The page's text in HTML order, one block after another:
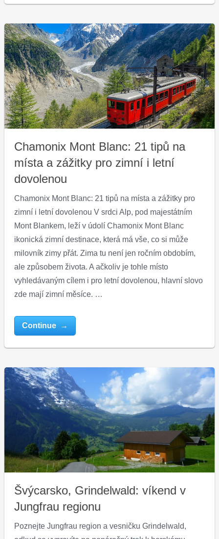
Chamonix Mont Blanc: 21 tipů na
místa a zážitky pro zimní i letní
dovolenou
Chamonix Mont Blanc: 21 tipů na místa a zážitky pro
zimní i letní dovolenou V srdci Alp, pod majestátním
Mont Blankem, leží v údolí Chamonix Mont Blanc
ikonická zimní destinace, která má vše, co si může
milovník zimy přát. Zima tu není jen ročním obdobím,
ale způsobem života. A ačkoliv je tohle místo
vyhledávaným cílem i pro letní dovolenou, hlavní slovo
zde mají zimní měsíce. …
Continue →
Švýcarsko, Grindelwald: víkend v
Jungfrau regionu
Poznejte Jungfrau region a vesničku Grindelwald,